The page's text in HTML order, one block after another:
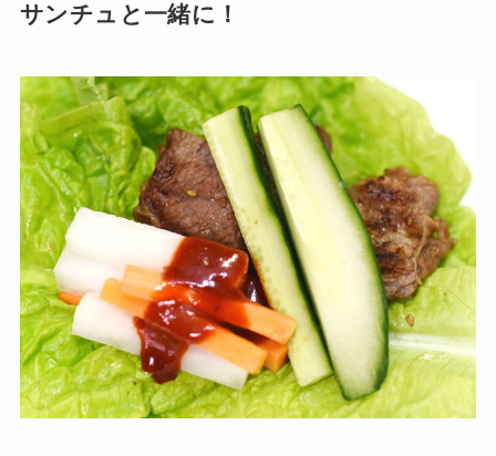
サンチュと一緒に！